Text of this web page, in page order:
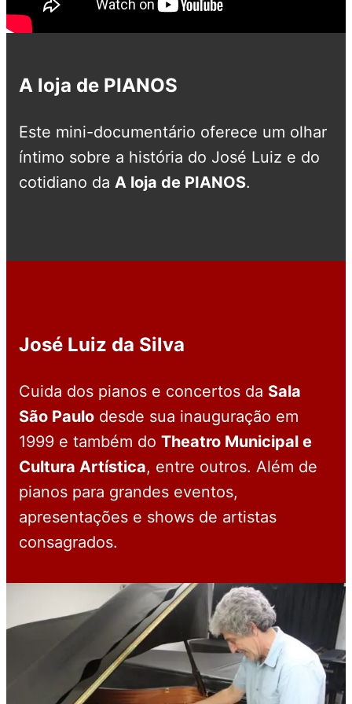
A loja de PIANOS
Este mini-documentário oferece um olhar
íntimo sobre a história do José Luiz e do
cotidiano da A loja de PIANOS.
José Luiz da Silva
Cuida dos pianos e concertos da Sala
São Paulo desde sua inauguração em
1999 e também do Theatro Municipal e
Cultura Artística, entre outros. Além de
pianos para grandes eventos,
apresentações e shows de artistas
consagrados.